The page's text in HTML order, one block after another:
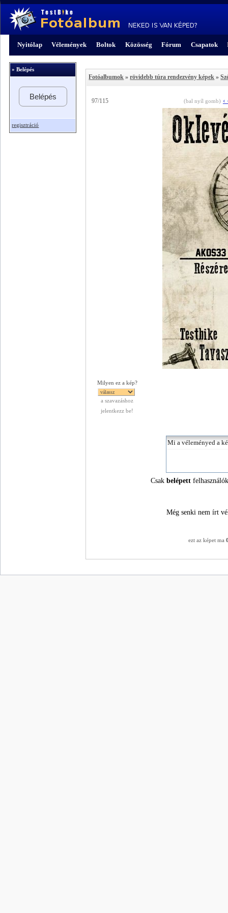
Nyitólap Vélemények Boltok Közösség Fórum Csapatok
» Belépés
Belépés
regisztráció
Fotóalbumok »rövidebb túra rendezvény képek »
97/115 (bal nyíl gomb) ‹
Milyen ez a kép?
a szavazáshoz
jelentkezz be!
Csakbelépett
Még senki nem írt
ezt az képet ma